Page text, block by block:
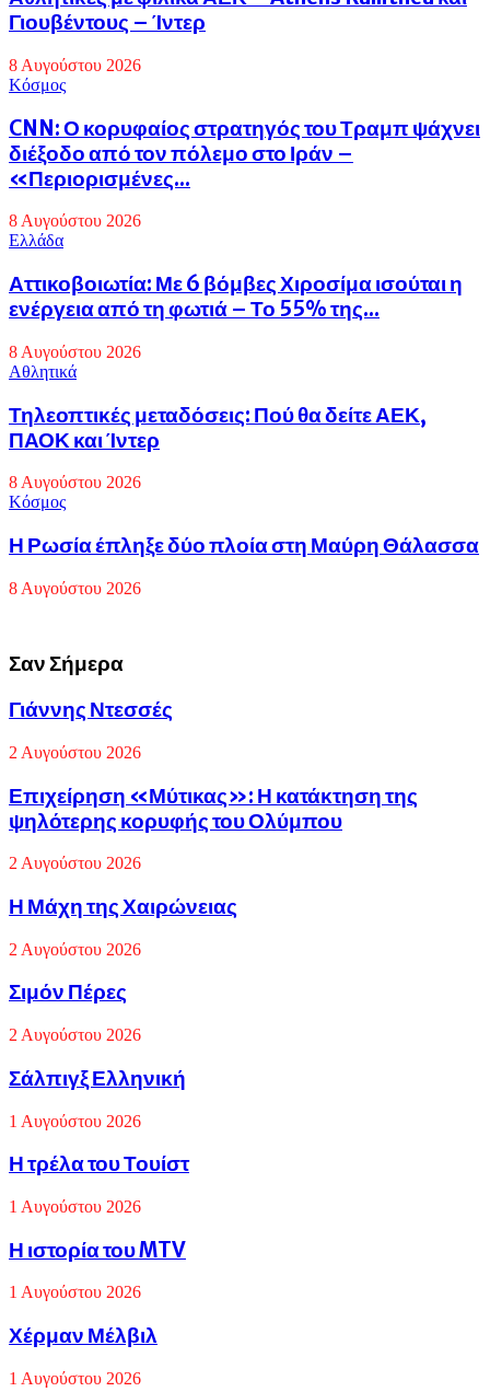
Γιουβέντους – Ίντερ
8 Αυγούστου 2026
Κόσμος
CNN: Ο κορυφαίος στρατηγός του Τραμπ ψάχνει
διέξοδο από τον πόλεμο στο Ιράν –
«Περιορισμένες...
8 Αυγούστου 2026
Eλλάδα
Αττικοβοιωτία: Με 6 βόμβες Χιροσίμα ισούται η
ενέργεια από τη φωτιά – Το 55% της...
8 Αυγούστου 2026
Αθλητικά
Τηλεοπτικές μεταδόσεις: Πού θα δείτε ΑΕΚ,
ΠΑΟΚ και Ίντερ
8 Αυγούστου 2026
Κόσμος
Η Ρωσία έπληξε δύο πλοία στη Μαύρη Θάλασσα
8 Αυγούστου 2026
Σαν Σήμερα
Γιάννης
Ντεσσές
Γιάννης Ντεσσές
2 Αυγούστου 2026
Επιχείρηση
«Μύτικας»:
Η
της
κορυφής
Ολύμπου
Επιχείρηση «Μύτικας»: Η κατάκτηση της
ψηλότερης κορυφής του Ολύμπου
2 Αυγούστου 2026
Η
Μάχη
της
Χαιρώνειας
Η Μάχη της Χαιρώνειας
2 Αυγούστου 2026
Σιμόν
Πέρες
Σιμόν Πέρες
2 Αυγούστου 2026
Σάλπιγξ
Ελληνική
Σάλπιγξ Ελληνική
1 Αυγούστου 2026
Η
τρέλα
του
Τουίστ
Η τρέλα του Τουίστ
1 Αυγούστου 2026
Η
ιστορία
του
MTV
Η ιστορία του MTV
1 Αυγούστου 2026
Χέρμαν
Μέλβιλ
Χέρμαν Μέλβιλ
1 Αυγούστου 2026